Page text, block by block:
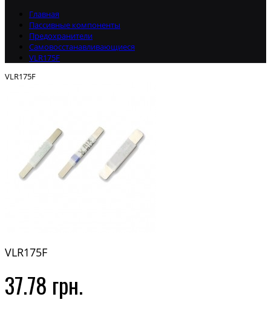
Главная
Пассивные компоненты
Предохранители
Самовосстанавливающиеся
VLR175F
VLR175F
VLR175F
37.78 грн.